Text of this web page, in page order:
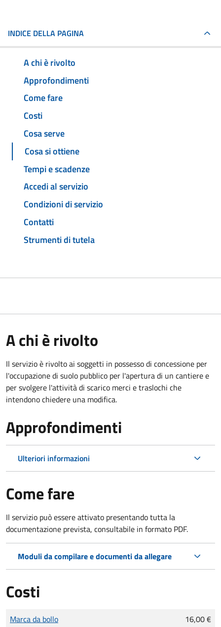
INDICE DELLA PAGINA
A chi è rivolto
Approfondimenti
Come fare
Costi
Cosa serve
Cosa si ottiene
Tempi e scadenze
Accedi al servizio
Condizioni di servizio
Contatti
Strumenti di tutela
A chi è rivolto
Il servizio è rivolto ai soggetti in possesso di concessione per
l'occupazione di suolo pubblico per l'apertura di un cantiere e
per svolgere l'attività di scarico merci e traslochi che
intendono chiedere una modifica.
Approfondimenti
Ulteriori informazioni
Come fare
Il servizio può essere attivato presentando tutta la
documentazione prevista, consultabile in formato PDF.
Moduli da compilare e documenti da allegare
Costi
Tipo di pagamento
Importo
Marca da bollo 16,00 €